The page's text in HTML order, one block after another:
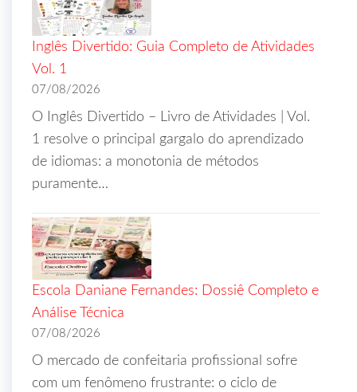
Inglês Divertido: Guia Completo de Atividades
Vol. 1
07/08/2026
O Inglês Divertido – Livro de Atividades | Vol.
1 resolve o principal gargalo do aprendizado
de idiomas: a monotonia de métodos
puramente…
Escola Daniane Fernandes: Dossiê Completo e
Análise Técnica
07/08/2026
O mercado de confeitaria profissional sofre
com um fenômeno frustrante: o ciclo de